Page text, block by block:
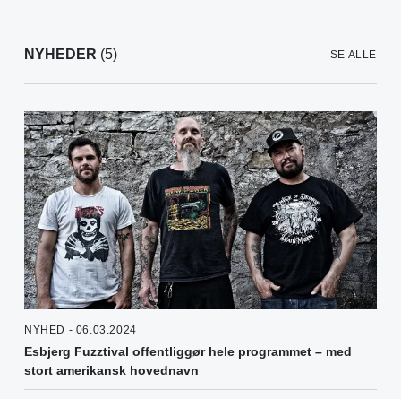
NYHEDER (5) SE ALLE
NYHED - 06.03.2024
Esbjerg Fuzztival offentliggør hele programmet – med
stort amerikansk hovednavn